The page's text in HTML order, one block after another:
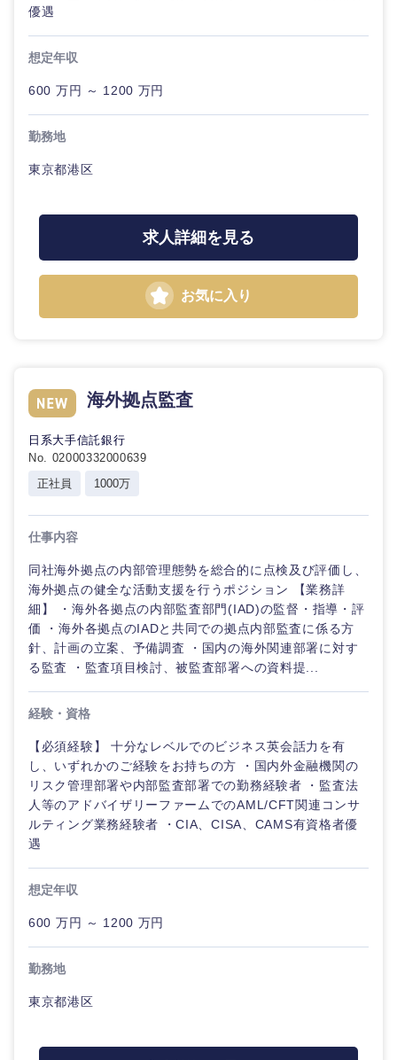
優遇
想定年収
600 万円 ～ 1200 万円
勤務地
東京都港区
求人詳細を見る
お気に入り
海外拠点監査
日系大手信託銀行
No. 02000332000639
正社員
1000万
仕事内容
同社海外拠点の内部管理態勢を総合的に点検及び評価し、
海外拠点の健全な活動支援を行うポジション 【業務詳
細】 ・海外各拠点の内部監査部門(IAD)の監督・指導・評
価 ・海外各拠点のIADと共同での拠点内部監査に係る方
針、計画の立案、予備調査 ・国内の海外関連部署に対す
る監査 ・監査項目検討、被監査部署への資料提...
経験・資格
【必須経験】 十分なレベルでのビジネス英会話力を有
し、いずれかのご経験をお持ちの方 ・国内外金融機関の
リスク管理部署や内部監査部署での勤務経験者 ・監査法
人等のアドバイザリーファームでのAML/CFT関連コンサ
ルティング業務経験者 ・CIA、CISA、CAMS有資格者優
遇
想定年収
600 万円 ～ 1200 万円
勤務地
東京都港区